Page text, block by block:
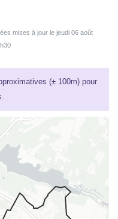
mises à jour le jeudi 06 août
(± 100m) pour